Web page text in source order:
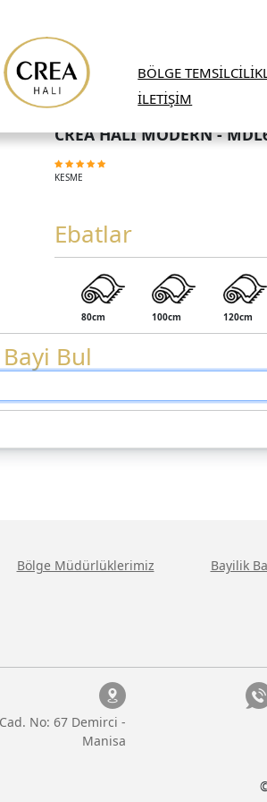
BÖLGE
İLETİŞİM
CREA HALI MODERN -
KESME
Ebatlar
80cm 100cm 120cm
Bayi Bul
Bölge Müdürlüklerimiz Bayilik
No: 67 Demirci -
Manisa